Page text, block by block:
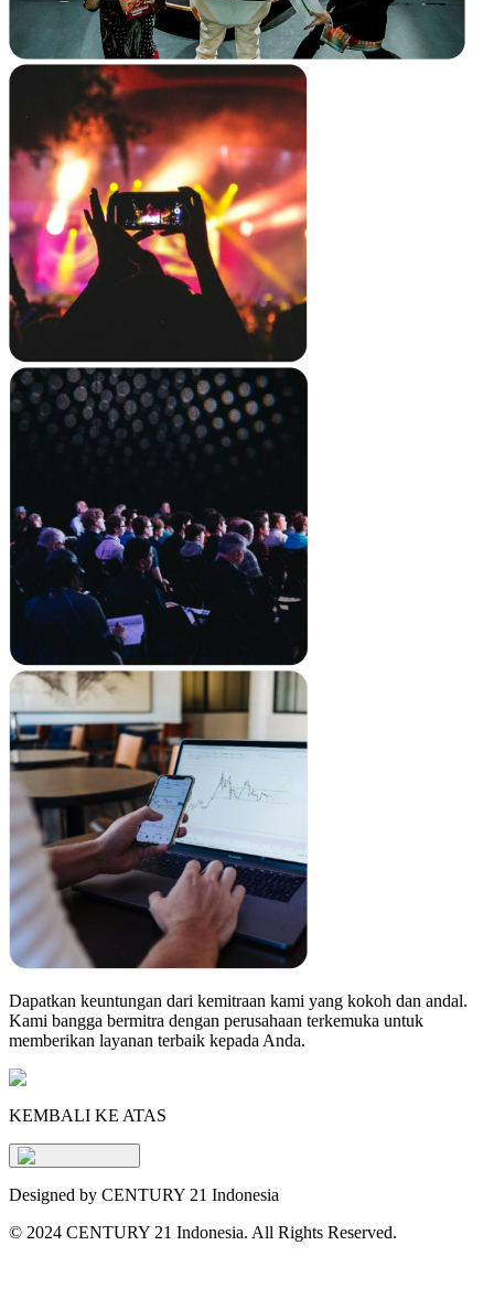
Dapatkan keuntungan dari kemitraan kami yang kokoh dan andal.
Kami bangga bermitra dengan perusahaan terkemuka untuk
memberikan layanan terbaik kepada Anda.
KEMBALI KE ATAS
Designed by CENTURY 21 Indonesia
© 2024 CENTURY 21 Indonesia. All Rights Reserved.